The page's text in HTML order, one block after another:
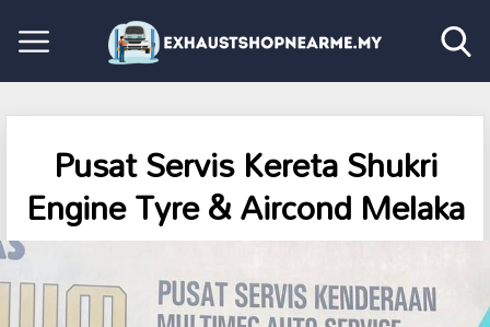
Pusat Servis Kereta Shukri
Engine Tyre & Aircond Melaka